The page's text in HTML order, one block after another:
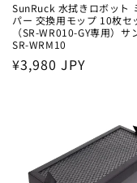
SunRuck 水拭きロボット
パー 交換用モップ 10枚セ
（SR-WR010-GY専用）サ
SR-WRM10
通
¥3,980 JPY